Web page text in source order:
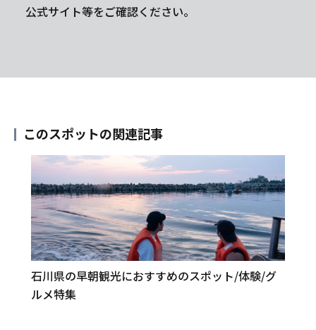
公式サイト等をご確認ください。
このスポットの関連記事
石川県の早朝観光におすすめのスポット/体験/グ
ルメ特集